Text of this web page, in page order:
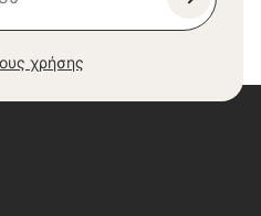
χρήσης